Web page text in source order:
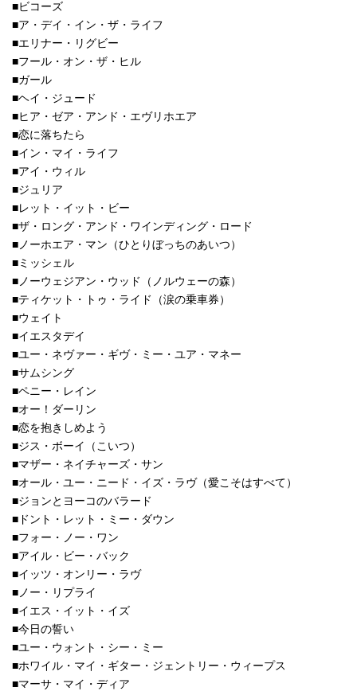
■ビコーズ
■ア・デイ・イン・ザ・ライフ
■エリナー・リグビー
■フール・オン・ザ・ヒル
■ガール
■ヘイ・ジュード
■ヒア・ゼア・アンド・エヴリホエア
■恋に落ちたら
■イン・マイ・ライフ
■アイ・ウィル
■ジュリア
■レット・イット・ビー
■ザ・ロング・アンド・ワインディング・ロード
■ノーホエア・マン（ひとりぼっちのあいつ）
■ミッシェル
■ノーウェジアン・ウッド（ノルウェーの森）
■ティケット・トゥ・ライド（涙の乗車券）
■ウェイト
■イエスタデイ
■ユー・ネヴァー・ギヴ・ミー・ユア・マネー
■サムシング
■ペニー・レイン
■オー！ダーリン
■恋を抱きしめよう
■ジス・ボーイ（こいつ）
■マザー・ネイチャーズ・サン
■オール・ユー・ニード・イズ・ラヴ（愛こそはすべて）
■ジョンとヨーコのバラード
■ドント・レット・ミー・ダウン
■フォー・ノー・ワン
■アイル・ビー・バック
■イッツ・オンリー・ラヴ
■ノー・リプライ
■イエス・イット・イズ
■今日の誓い
■ユー・ウォント・シー・ミー
■ホワイル・マイ・ギター・ジェントリー・ウィープス
■マーサ・マイ・ディア